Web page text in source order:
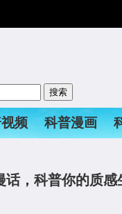
频 科普漫画
话，科普你的质感